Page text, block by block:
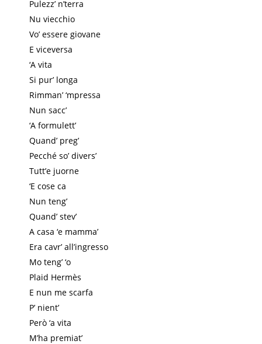
Pulezz’ n’terra
Nu viecchio
Vo’ essere giovane
E viceversa
‘A vita
Si pur’ longa
Rimman’ ‘mpressa
Nun sacc’
‘A formulett’
Quand’ preg’
Pecché so’ divers’
Tutt’e juorne
‘E cose ca
Nun teng’
Quand’ stev’
A casa ‘e mamma’
Era cavr’ all’ingresso
Mo teng’ ‘o
Plaid Hermès
E nun me scarfa
P’ nient’
Però ‘a vita
M’ha premiat’